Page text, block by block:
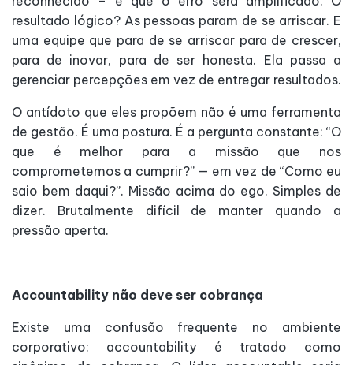
resultado lógico? As pessoas param de se arriscar. E
uma equipe que para de se arriscar para de crescer,
para de inovar, para de ser honesta. Ela passa a
gerenciar percepções em vez de entregar resultados.
O antídoto que eles propõem não é uma ferramenta
de gestão. É uma postura. É a pergunta constante: “O
que é melhor para a missão que nos
comprometemos a cumprir?” — em vez de “Como eu
saio bem daqui?”. Missão acima do ego. Simples de
dizer. Brutalmente difícil de manter quando a
pressão aperta.
Accountability não deve ser cobrança
Existe uma confusão frequente no ambiente
corporativo: accountability é tratado como